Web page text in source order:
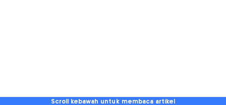
Scroll kebawah untuk membaca artikel